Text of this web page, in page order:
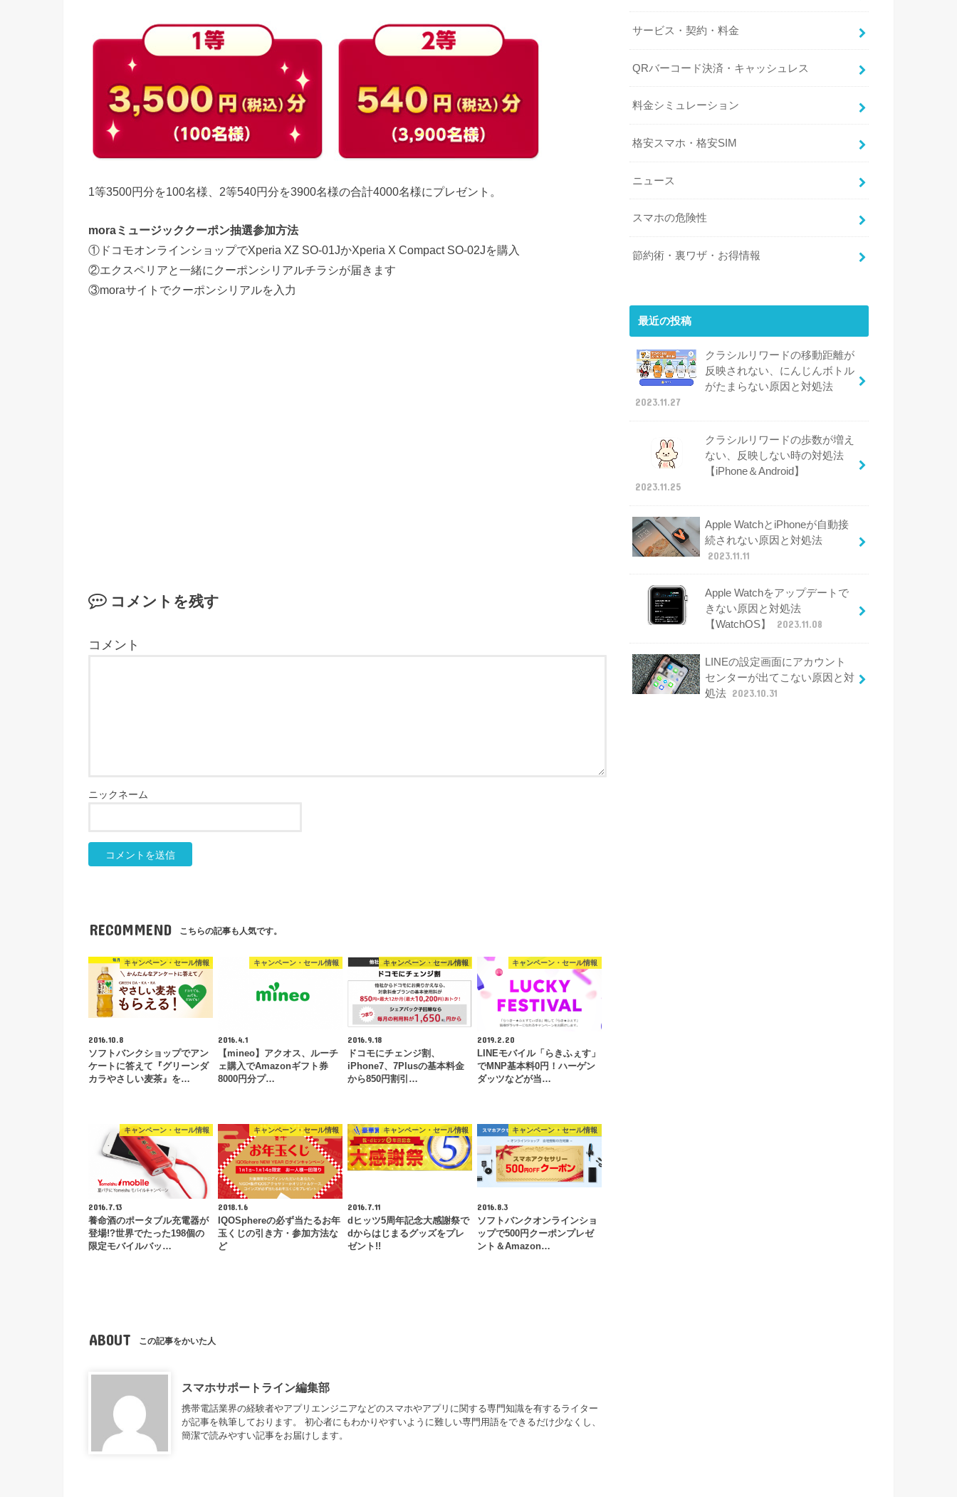
1等3500円分を100名様、2等540円分を3900名様の合計4000名様にプレゼント。
moraミュージッククーポン抽選参加方法
①ドコモオンラインショップでXperia XZ SO-01JかXperia X Compact SO-02Jを購入
②エクスペリアと一緒にクーポンシリアルチラシが届きます
③moraサイトでクーポンシリアルを入力
コメントを残す
RECOMMEND こちらの記事も人気です。
キャンペーン・セール情報
2016.10.8
ソフトバンクショップでアン
ケートに答えて『グリーンダ
カラやさしい麦茶』を…
キャンペーン・セール情報
2016.4.1
【mineo】アクオス、ルーチ
ェ購入でAmazonギフト券
8000円分プ…
キャンペーン・セール情報
2016.9.18
ドコモにチェンジ割、
iPhone7、7Plusの基本料金
から850円割引…
キャンペーン・セール情報
2019.2.20
LINEモバイル「らきふぇす」
でMNP基本料0円！ハーゲン
ダッツなどが当…
キャンペーン・セール情報
2016.7.13
養命酒のポータブル充電器が
登場!?世界でたった198個の
限定モバイルバッ…
キャンペーン・セール情報
2018.1.6
IQOSphereの必ず当たるお年
玉くじの引き方・参加方法な
ど
キャンペーン・セール情報
2016.7.11
dヒッツ5周年記念大感謝祭で
dからはじまるグッズをプレ
ゼント!!
キャンペーン・セール情報
2016.8.3
ソフトバンクオンラインショ
ップで500円クーポンプレゼ
ント＆Amazon…
ABOUT この記事をかいた人
スマホサポートライン編集部
携帯電話業界の経験者やアプリエンジニアなどのスマホやアプリに関する専門知識を有するライター
が記事を執筆しております。 初心者にもわかりやすいように難しい専門用語をできるだけ少なくし、
簡潔で読みやすい記事をお届けします。
サービス・契約・料金
QRバーコード決済・キャッシュレス
料金シミュレーション
格安スマホ・格安SIM
ニュース
スマホの危険性
節約術・裏ワザ・お得情報
最近の投稿
クラシルリワードの移動距離が
反映されない、にんじんボトル
がたまらない原因と対処法
2023.11.27
クラシルリワードの歩数が増え
ない、反映しない時の対処法
【iPhone＆Android】
2023.11.25
Apple WatchとiPhoneが自動接
続されない原因と対処法
2023.11.11
Apple Watchをアップデートで
きない原因と対処法
【WatchOS】
2023.11.08
LINEの設定画面にアカウント
センターが出てこない原因と対
処法 2023.10.31